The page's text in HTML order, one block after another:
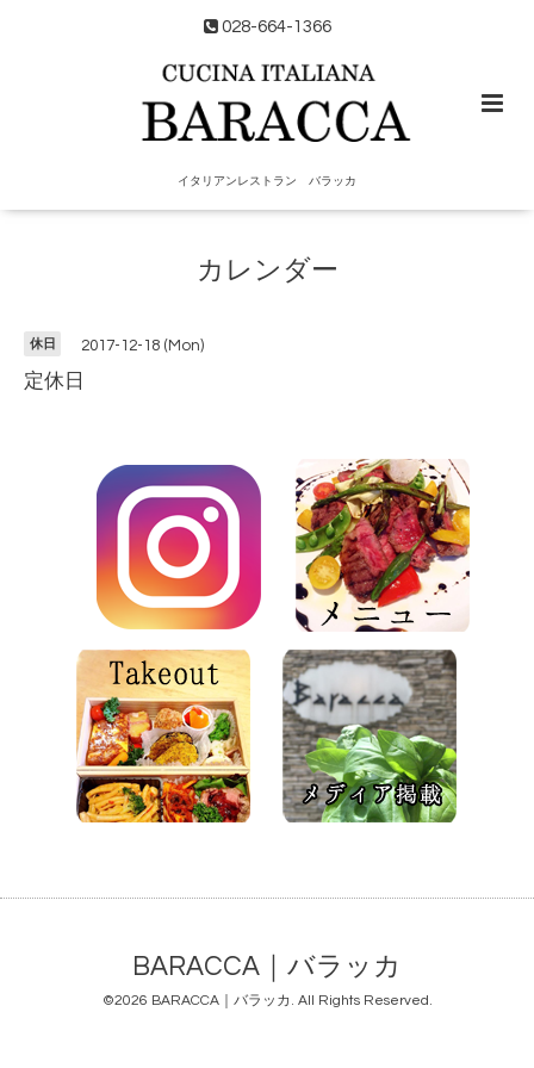
028-664-1366
イタリアンレストラン バラッカ
カレンダー
休日 2017-12-18 (Mon)
定休日
BARACCA｜バラッカ
©2026 BARACCA｜バラッカ . All Rights Reserved.